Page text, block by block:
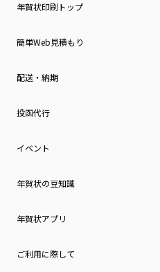
年賀状印刷トップ
簡単Web見積もり
配送・納期
投函代行
イベント
年賀状の豆知識
年賀状アプリ
ご利用に際して